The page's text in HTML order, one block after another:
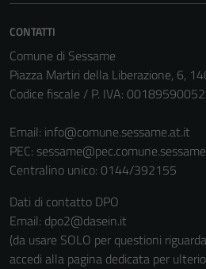
CONTATTI
Comune di Sessame
Piazza Martiri della Liberazione, 6,
Codice fiscale / P. IVA:
Email: info@comune.sessame.at.it
PEC:
Centralino unico: 0144/392155
Dati di contatto DPO
Email: dpo2@dasein.it
(da usare SOLO per questioni
accedi alla pagina dedicata per